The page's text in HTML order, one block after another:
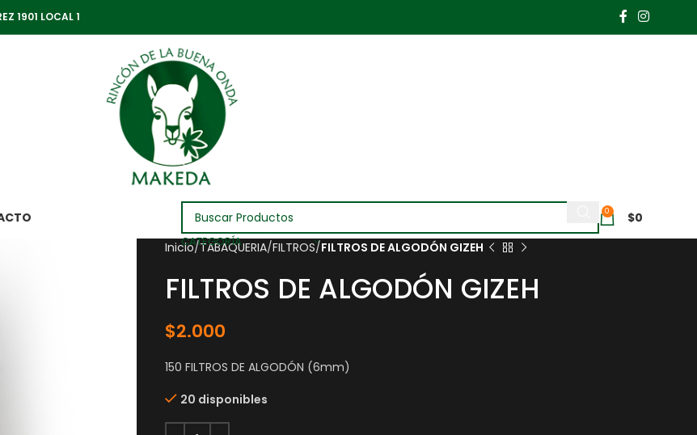
1901 LOCAL 1
CATEGORÍA
0 $0
Inicio TABAQUERIA FILTROS FILTROS DE ALGODÓN GIZEH
FILTROS DE ALGODÓN GIZEH
$2.000
150 FILTROS DE ALGODÓN (6mm)
20 disponibles